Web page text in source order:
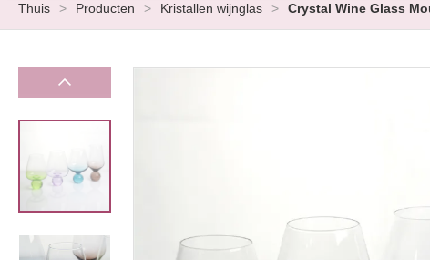
Thuis > Producten > Kristallen wijnglas > Crystal Wine Glass